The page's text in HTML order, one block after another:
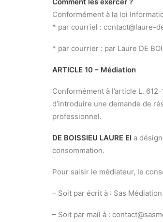
Conformément à la loi
* par courriel : contact@laure-
* par courrier : par Laure DE
ARTICLE 10 – Médiation
Conformément à l’article L.
d’introduire une demande de
professionnel.
DE BOISSIEU LAURE EI a
consommation.
Pour saisir le médiateur, le
– Soit par écrit à : Sas
– Soit par mail à :